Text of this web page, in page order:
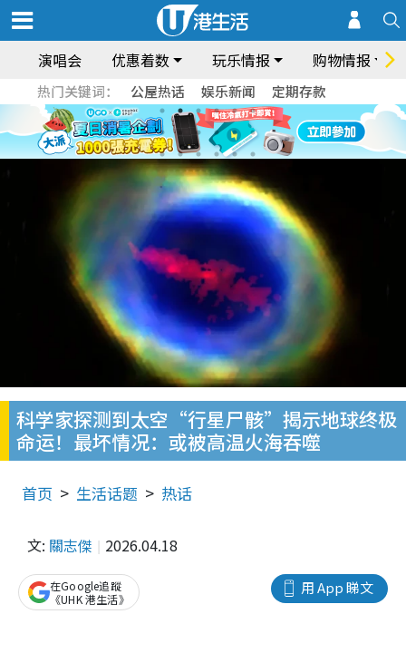
演唱会 优惠着数 玩乐情报 购物情报
热门关键词： 公屋热话 娱乐新闻 定期存款
科学家探测到太空“行星尸骸”揭示地球终极
命运！最坏情况：或被高温火海吞噬
首页 生活话题 热话
文: 關志傑 2026.04.18
用 App 睇文
在Google追蹤
《UHK 港生活》